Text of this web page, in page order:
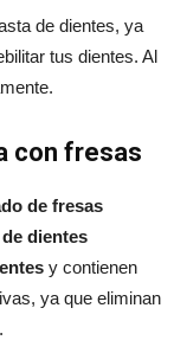
de dientes, ya
tus dientes. Al
con fresas
de fresas
dientes
y contienen
ya que eliminan